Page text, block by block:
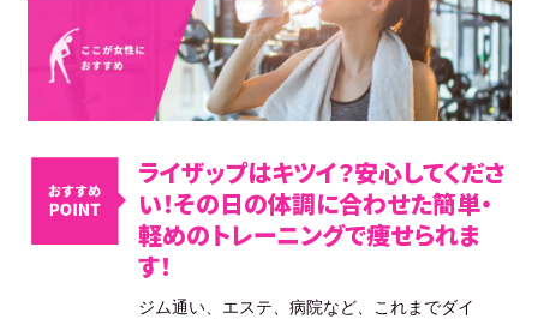
ライザップはキツイ？安心してくださ
い！その日の体調に合わせた簡単・
軽めのトレーニングで痩せられま
す！
ジム通い、エステ、病院など、これまでダイ